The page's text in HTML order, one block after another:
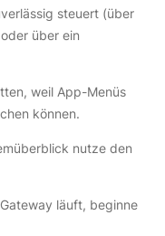
steuert (über
über ein
weil App-Menüs
können.
nutze den
läuft, beginne